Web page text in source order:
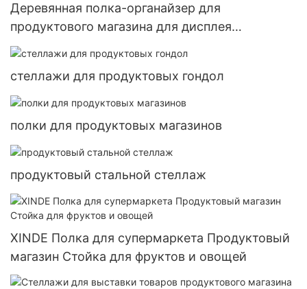
Деревянная полка-органайзер для
продуктового магазина для дисплея
розничного магазина
стеллажи для продуктовых гондол
полки для продуктовых магазинов
продуктовый стальной стеллаж
XINDE Полка для супермаркета Продуктовый
магазин Стойка для фруктов и овощей